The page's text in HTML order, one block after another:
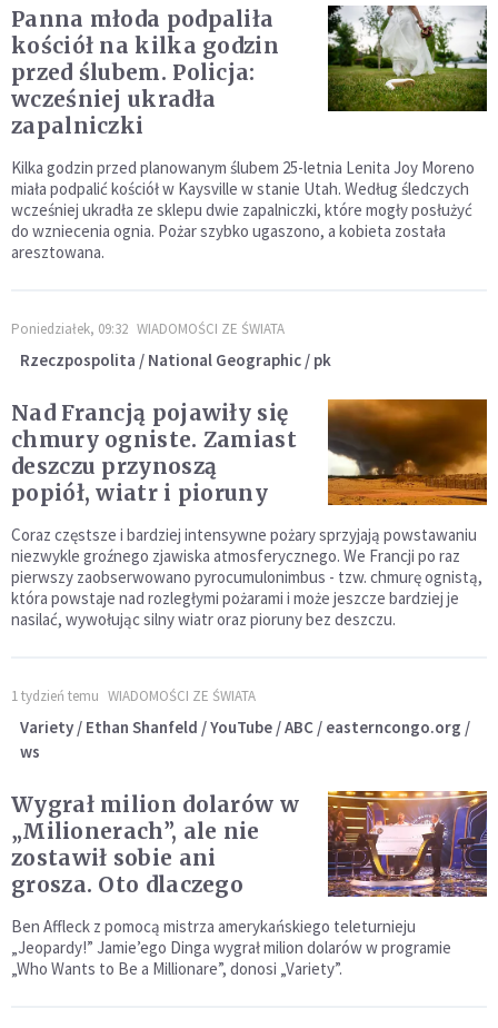
Panna młoda podpaliła
kościół na kilka godzin
przed ślubem. Policja:
wcześniej ukradła
zapalniczki
Kilka godzin przed planowanym ślubem 25-letnia Lenita Joy Moreno
miała podpalić kościół w Kaysville w stanie Utah. Według śledczych
wcześniej ukradła ze sklepu dwie zapalniczki, które mogły posłużyć
do wzniecenia ognia. Pożar szybko ugaszono, a kobieta została
aresztowana.
Poniedziałek, 09:32 WIADOMOŚCI ZE ŚWIATA
Rzeczpospolita / National Geographic / pk
Nad Francją pojawiły się
chmury ogniste. Zamiast
deszczu przynoszą
popiół, wiatr i pioruny
Coraz częstsze i bardziej intensywne pożary sprzyjają powstawaniu
niezwykle groźnego zjawiska atmosferycznego. We Francji po raz
pierwszy zaobserwowano pyrocumulonimbus - tzw. chmurę ognistą,
która powstaje nad rozległymi pożarami i może jeszcze bardziej je
nasilać, wywołując silny wiatr oraz pioruny bez deszczu.
1 tydzień temu WIADOMOŚCI ZE ŚWIATA
Variety / Ethan Shanfeld / YouTube / ABC / easterncongo.org /
ws
Wygrał milion dolarów w
„Milionerach”, ale nie
zostawił sobie ani
grosza. Oto dlaczego
Ben Affleck z pomocą mistrza amerykańskiego teleturnieju
„Jeopardy!” Jamie’ego Dinga wygrał milion dolarów w programie
„Who Wants to Be a Millionare”, donosi „Variety”.